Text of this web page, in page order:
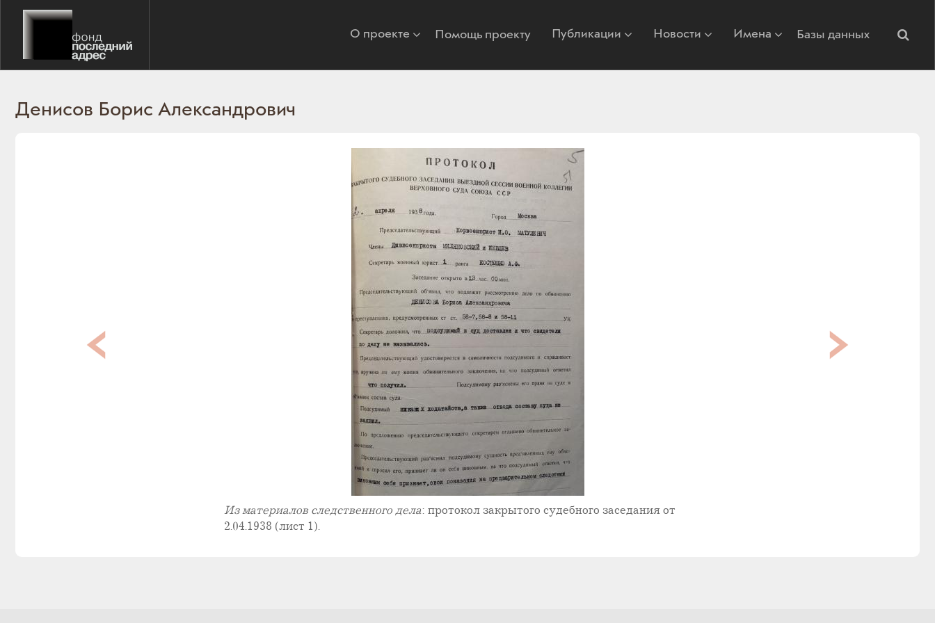
О проекте Помощь проекту Публикации Новости Имена Базы данных
Денисов Борис Александрович
Из материалов следственного дела: протокол закрытого судебного заседания от
2.04.1938 (лист 1).